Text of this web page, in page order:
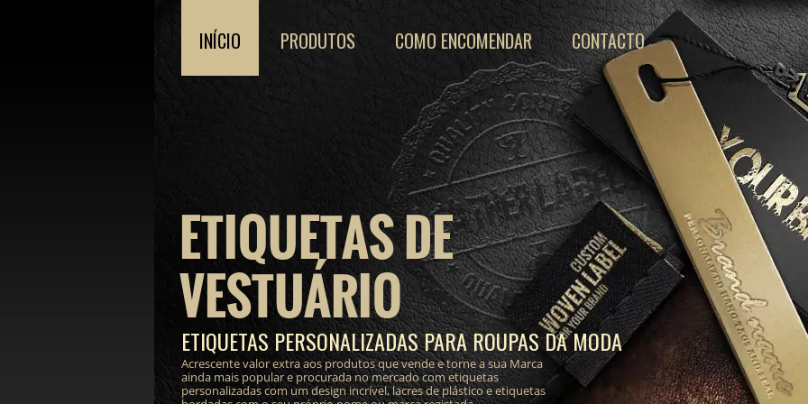
ETIQUETAS DE
VESTUÁRIO
ETIQUETAS PERSONALIZADAS PARA ROUPAS DA MODA
Acrescente valor extra aos produtos que vende e torne a sua Marca
ainda mais popular e procurada no mercado com etiquetas
personalizadas com um design incrível, lacres de plástico e etiquetas
INÍCIO PRODUTOS COMO ENCOMENDAR CONTACTO